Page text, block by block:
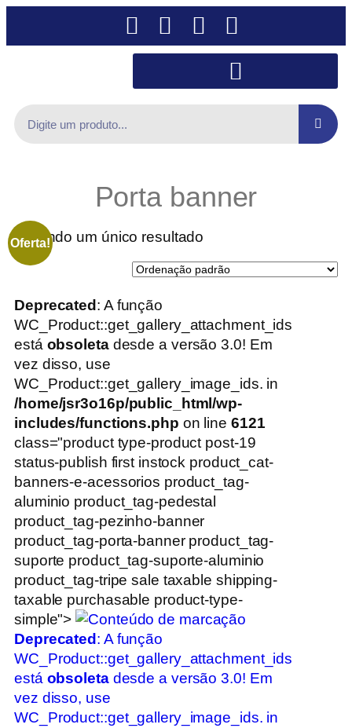
Porta banner
Exibindo um único resultado
Deprecated : A função
WC_Product::get_gallery_attachment_ids
está obsoletadesde a versão 3.0! Em
vez disso, use
WC_Product::get_gallery_image_ids. in
/home/jsr3o16p/public_html/wp-
includes/functions.php on line 6121
class="product type-product post-19
status-publish first instock product_cat-
banners-e-acessorios product_tag-
aluminio product_tag-pedestal
product_tag-pezinho-banner
product_tag-porta-banner product_tag-
suporte product_tag-suporte-aluminio
product_tag-tripe sale taxable shipping-
taxable purchasable product-type-
simple">
Oferta!
Deprecated : A função
WC_Product::get_gallery_attachment_ids
está obsoletadesde a versão 3.0! Em
vez disso, use
WC_Product::get_gallery_image_ids. in